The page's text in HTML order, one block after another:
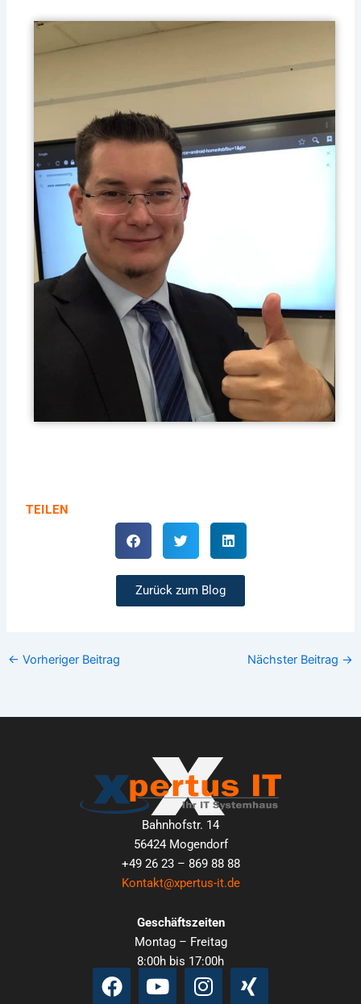
TEILEN
Zurück zum Blog
← Vorheriger Beitrag Nächster Beitrag →
Bahnhofstr. 14
56424 Mogendorf
+49 26 23 – 869 88 88
Kontakt@xpertus-it.de
Geschäftszeiten
Montag – Freitag
8:00h bis 17:00h